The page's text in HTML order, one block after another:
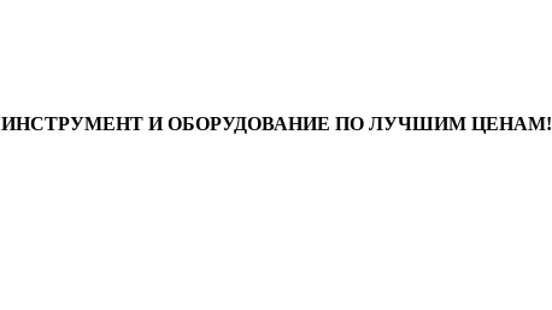
ИНСТРУМЕНТ И ОБОРУДОВАНИЕ ПО ЛУЧШИМ ЦЕНАМ!